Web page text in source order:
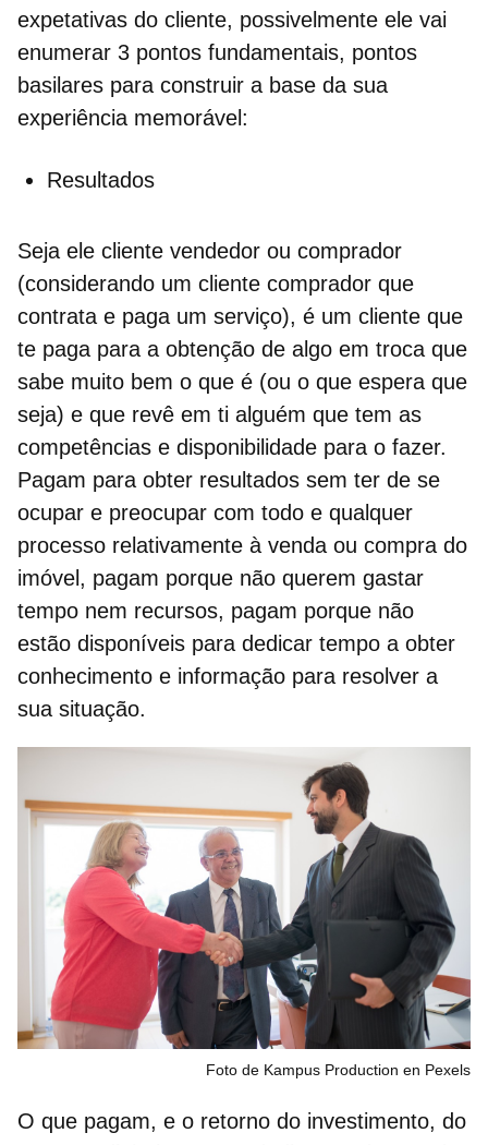
expetativas do cliente, possivelmente ele vai
enumerar 3 pontos fundamentais, pontos
basilares para construir a base da sua
experiência memorável:
Resultados
Seja ele cliente vendedor ou comprador
(considerando um cliente comprador que
contrata e paga um serviço), é um cliente que
te paga para a obtenção de algo em troca que
sabe muito bem o que é (ou o que espera que
seja) e que revê em ti alguém que tem as
competências e disponibilidade para o fazer.
Pagam para obter resultados sem ter de se
ocupar e preocupar com todo e qualquer
processo relativamente à venda ou compra do
imóvel, pagam porque não querem gastar
tempo nem recursos, pagam porque não
estão disponíveis para dedicar tempo a obter
conhecimento e informação para resolver a
sua situação.
Foto de Kampus Production en Pexels
O que pagam, e o retorno do investimento, do